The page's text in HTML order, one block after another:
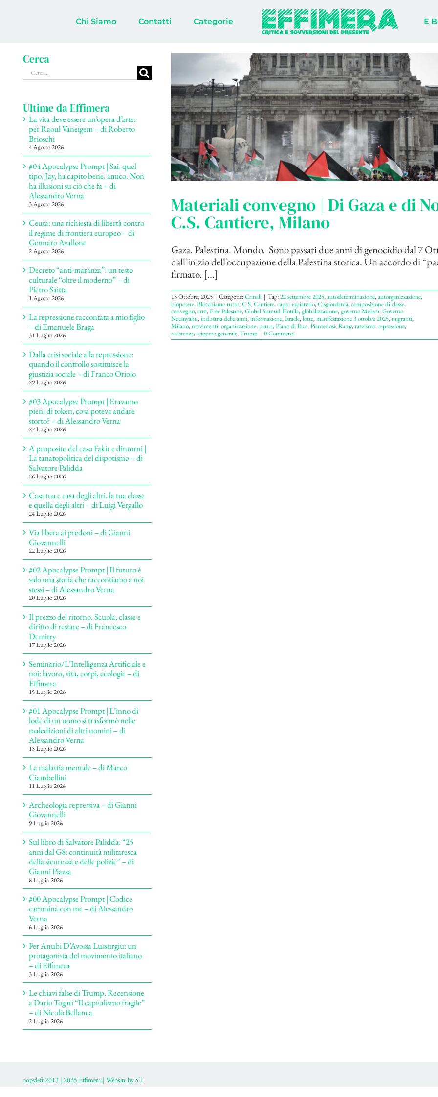
Chi Siamo Contatti Categorie E
Materiali convegno | Di Gaza e di
C.S. Cantiere, Milano
Gaza. Palestina. Mondo. Sono passati due anni di genocidio dal 7
dall’inizio dell’occupazione della Palestina storica. Un accordo di
firmato. [...]
13 Ottobre, 2025 | Categorie:Crinali | Tag:22 settembre 2025,autodeterminazione,autorganizzazione,
biopotere,Blocchiamo tutto,C.S. Cantiere,capro espiatorio,Cisgiordania,composizione di classe,
convegno,crisi,Free Palestine,Global Sumud Flotilla,globalizzazione,governo Meloni,Governo
Netanyahu,industria delle armi,informazione,Israele,lotte,manifestazione 3 ottobre 2025,migranti,
Milano,movimenti,organizzazione,paura,Piano di Pace,Piantedosi,Ramy,razzismo,repressione,
resistenza,sciopero generale,Trump | 0 Commenti
Cerca
Cerca
per:
Ultime da Effimera
La vita deve essere un’opera d’arte:
per Raoul Vaneigem – di Roberto
Brioschi
4 Agosto 2026
#04 Apocalypse Prompt | Sai, quel
tipo, Jay, ha capito bene, amico. Non
ha illusioni su ciò che fa – di
Alessandro Verna
3 Agosto 2026
Ceuta: una richiesta di libertà contro
il regime di frontiera europeo – di
Gennaro Avallone
2 Agosto 2026
Decreto “anti-maranza”: un testo
culturale “oltre il moderno” – di
Pietro Saitta
1 Agosto 2026
La repressione raccontata a mio figlio
– di Emanuele Braga
31 Luglio 2026
Dalla crisi sociale alla repressione:
quando il controllo sostituisce la
giustizia sociale – di Franco Oriolo
29 Luglio 2026
#03 Apocalypse Prompt | Eravamo
pieni di token, cosa poteva andare
storto? – di Alessandro Verna
27 Luglio 2026
A proposito del caso Fakir e dintorni |
La tanatopolitica del dispotismo – di
Salvatore Palidda
26 Luglio 2026
Casa tua e casa degli altri, la tua classe
e quella degli altri – di Luigi Vergallo
24 Luglio 2026
Via libera ai predoni – di Gianni
Giovannelli
22 Luglio 2026
#02 Apocalypse Prompt | Il futuro è
solo una storia che raccontiamo a noi
stessi – di Alessandro Verna
20 Luglio 2026
Il prezzo del ritorno. Scuola, classe e
diritto di restare – di Francesco
Demitry
17 Luglio 2026
Seminario/L’Intelligenza Artificiale e
noi: lavoro, vita, corpi, ecologie – di
Effimera
15 Luglio 2026
#01 Apocalypse Prompt | L’inno di
lode di un uomo si trasformò nelle
maledizioni di altri uomini – di
Alessandro Verna
13 Luglio 2026
La malattia mentale – di Marco
Ciambellini
11 Luglio 2026
Archeologia repressiva – di Gianni
Giovannelli
9 Luglio 2026
Sul libro di Salvatore Palidda: “25
anni dal G8: continuità militaresca
della sicurezza e delle polizie” – di
Gianni Piazza
8 Luglio 2026
#00 Apocalypse Prompt | Codice
cammina con me – di Alessandro
Verna
6 Luglio 2026
Per Anubi D’Avossa Lussurgiu: un
protagonista del movimento italiano
– di Effimera
3 Luglio 2026
Le chiavi false di Trump. Recensione
a Dario Togati “Il capitalismo fragile”
– di Nicolò Bellanca
2 Luglio 2026
ɔopyleft 2013 | 2025 Effimera | Website byST